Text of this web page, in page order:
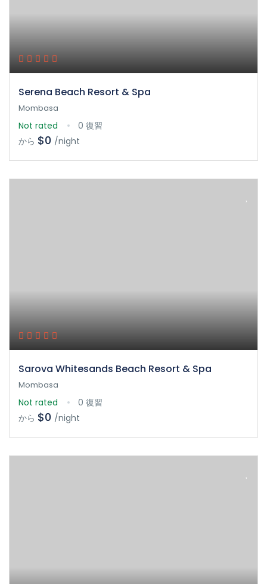
Serena Beach Resort & Spa
Mombasa
Not rated
0 復習
から $0 /night
Sarova Whitesands Beach Resort & Spa
Mombasa
Not rated
0 復習
から $0 /night